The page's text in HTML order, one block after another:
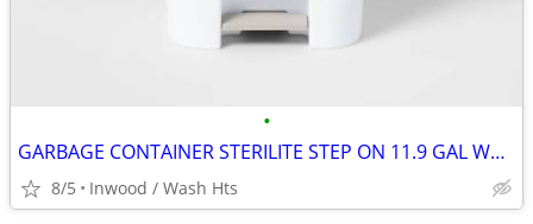
•
GARBAGE CONTAINER STERILITE STEP ON 11.9 GAL WHITE POLYPROPYLENE
8/5 Inwood / Wash Hts